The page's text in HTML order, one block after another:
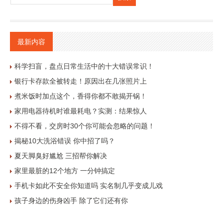
最新内容
科学扫盲，盘点日常生活中的十大错误常识！
银行卡存款全被转走！原因出在几张照片上
煮米饭时加点这个，香得你都不敢揭开锅！
家用电器待机时谁最耗电？实测：结果惊人
不得不看，交房时30个你可能会忽略的问题！
揭秘10大洗浴错误 你中招了吗？
夏天脚臭好尴尬 三招帮你解决
家里最脏的12个地方 一分钟搞定
手机卡如此不安全你知道吗 实名制几乎变成儿戏
孩子身边的伤身凶手 除了它们还有你